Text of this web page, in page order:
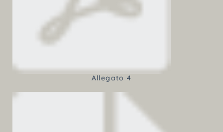
Allegato 4